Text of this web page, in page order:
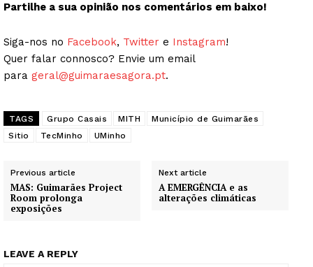
Institucional
Artigos
Europa
Grande Entrevista
Quero ser Assinante
Partilhe a sua opinião nos comentários em baixo!
Siga-nos no Facebook, Twitter e Instagram!
Quer falar connosco? Envie um email
para geral@guimaraesagora.pt.
TAGS Grupo Casais MITH
Município de Guimarães
Sitio
TecMinho UMinho
Previous article
MAS: Guimarães Project
Room prolonga
exposições
Next article
A EMERGÊNCIA e as
alterações climáticas
LEAVE A REPLY